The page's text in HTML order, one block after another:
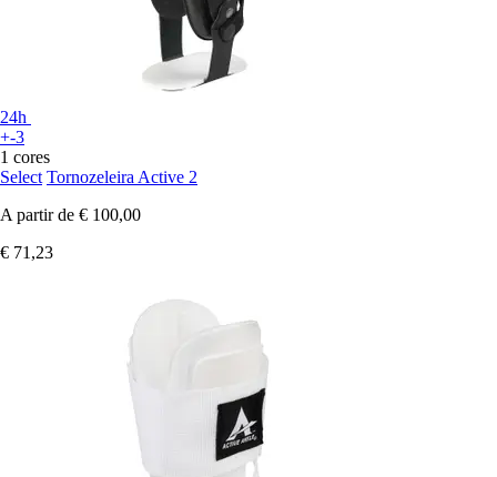
24h
+-3
1 cores
Select Tornozeleira Active 2
A partir de € 100,00
€ 71,23